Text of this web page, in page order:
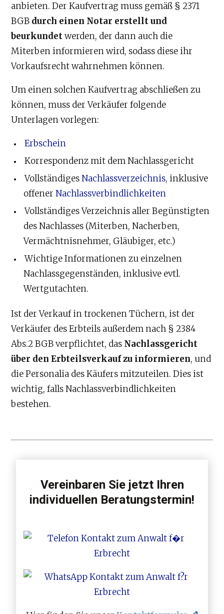
anbieten. Der Kaufvertrag muss gemäß § 2371
BGB durch einen Notar erstellt und
beurkundetwerden, der dann auch die
Miterben informieren wird, sodass diese ihr
Vorkaufsrecht wahrnehmen können.
Um einen solchen Kaufvertrag abschließen zu
können, muss der Verkäufer folgende
Unterlagen vorlegen:
Erbschein
Korrespondenz mit dem Nachlassgericht
VollständigesNachlassverzeichnis, inklusive
offenerNachlassverbindlichkeiten
Vollständiges Verzeichnis aller Begünstigten
des Nachlasses (Miterben, Nacherben,
Vermächtnisnehmer, Gläubiger, etc.)
Wichtige Informationen zu einzelnen
Nachlassgegenständen, inklusive evtl.
Wertgutachten.
Ist der Verkauf in trockenen Tüchern, ist der
Verkäufer des Erbteils außerdem nach § 2384
Abs.2 BGB verpflichtet, das Nachlassgericht
über den Erbteilsverkauf zu informieren, und
die Personalia des Käufers mitzuteilen. Dies ist
wichtig, falls Nachlassverbindlichkeiten
bestehen.
Vereinbaren Sie jetzt Ihren
individuellen Beratungstermin!